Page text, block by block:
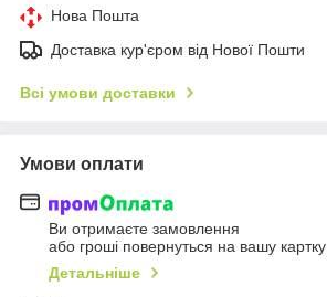
Нова Пошта
Доставка кур'єром від Нової Пошти
Всі умови доставки
Умови оплати
Ви отримаєте замовлення
або гроші повернуться на вашу картку
Детальніше